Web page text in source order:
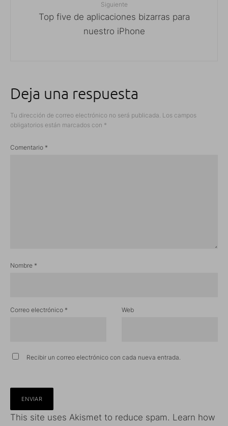
Siguiente
Top five de aplicaciones bizarras para
nuestro iPhone
Deja una respuesta
Tu dirección de correo electrónico no será publicada. Los campos
obligatorios están marcados con *
Comentario *
Nombre *
Correo electrónico * Web
Recibir un correo electrónico con cada nueva entrada.
This site uses Akismet to reduce spam. Learn how